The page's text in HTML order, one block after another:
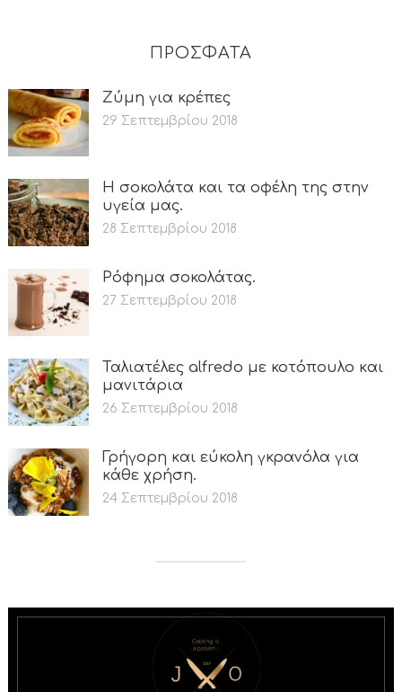
ΠΡΟΣΦΑΤΑ
Ζύμη για κρέπες
29 Σεπτεμβρίου 2018
Η σοκολάτα και τα οφέλη της στην
υγεία μας.
28 Σεπτεμβρίου 2018
Ρόφημα σοκολάτας.
27 Σεπτεμβρίου 2018
Ταλιατέλες alfredo με κοτόπουλο και
μανιτάρια
26 Σεπτεμβρίου 2018
Γρήγορη και εύκολη γκρανόλα για
κάθε χρήση.
24 Σεπτεμβρίου 2018